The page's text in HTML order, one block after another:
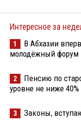
Интересное за
1
В Абхазии
молодёжный форум
2
Пенсию по
уровне не ниже 40%
3 Законы,